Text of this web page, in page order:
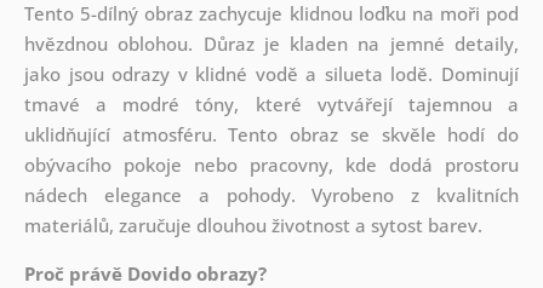
Tento 5-dílný obraz zachycuje klidnou loďku na moři pod
hvězdnou oblohou. Důraz je kladen na jemné detaily,
jako jsou odrazy v klidné vodě a silueta lodě. Dominují
tmavé a modré tóny, které vytvářejí tajemnou a
uklidňující atmosféru. Tento obraz se skvěle hodí do
obývacího pokoje nebo pracovny, kde dodá prostoru
nádech elegance a pohody. Vyrobeno z kvalitních
materiálů, zaručuje dlouhou životnost a sytost barev.
Proč právě Dovido obrazy?